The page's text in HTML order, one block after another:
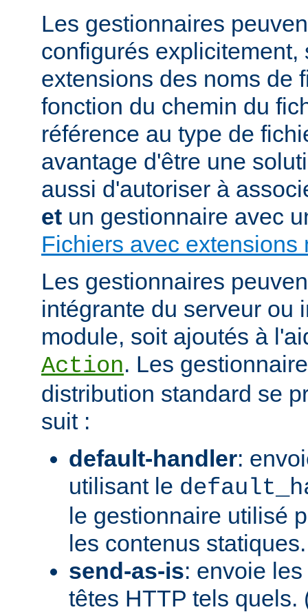
Les gestionnaires
configurés explicitement,
extensions des noms de
fonction du chemin du
référence au type de
avantage d'être une
aussi d'autoriser à
et un gestionnaire avec
Fichiers avec extensions
Les gestionnaires
intégrante du serveur ou
module, soit ajoutés à
Action. Les
distribution standard se
suit :
default-handler:
utilisant le
le gestionnaire utilisé
les contenus
send-as-is: envoie
têtes HTTP tels quels.